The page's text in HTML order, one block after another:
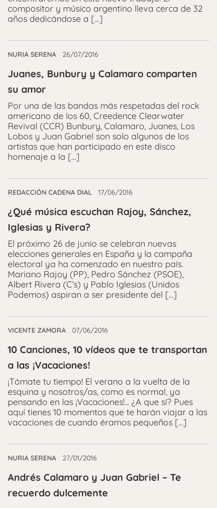
compositor y músico argentino lleva cerca de 32
años dedicándose a […]
NURIA SERENA 26/07/2016
Juanes, Bunbury y Calamaro comparten
su amor
Por una de las bandas más respetadas del rock
americano de los 60, Creedence Clearwater
Revival (CCR) Bunbury, Calamaro, Juanes, Los
Lobos y Juan Gabriel son solo algunos de los
artistas que han participado en este disco
homenaje a la […]
REDACCIÓN CADENA DIAL 17/06/2016
¿Qué música escuchan Rajoy, Sánchez,
Iglesias y Rivera?
El próximo 26 de junio se celebran nuevas
elecciones generales en España y la campaña
electoral ya ha comenzado en nuestro país.
Mariano Rajoy (PP), Pedro Sánchez (PSOE),
Albert Rivera (C’s) y Pablo Iglesias (Unidos
Podemos) aspiran a ser presidente del […]
VICENTE ZAMORA 07/06/2016
10 Canciones, 10 vídeos que te transportan
a las ¡Vacaciones!
¡Tómate tu tiempo! El verano a la vuelta de la
esquina y nosotros/as, como es normal, ya
pensando en las ¡Vacaciones!... ¿A que sí? Pues
aquí tienes 10 momentos que te harán viajar a las
vacaciones de cuando éramos pequeños […]
NURIA SERENA 27/01/2016
Andrés Calamaro y Juan Gabriel – Te
recuerdo dulcemente